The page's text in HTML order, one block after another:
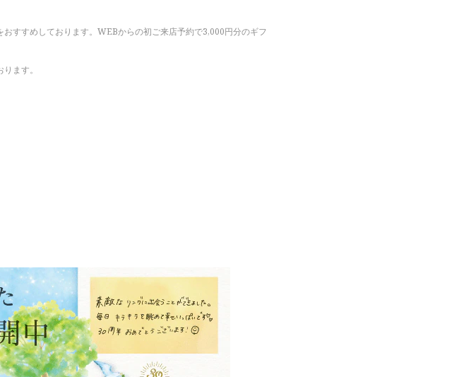
すすめしております。WEBからの初ご来店予約で3,000円分のギフ
ます。